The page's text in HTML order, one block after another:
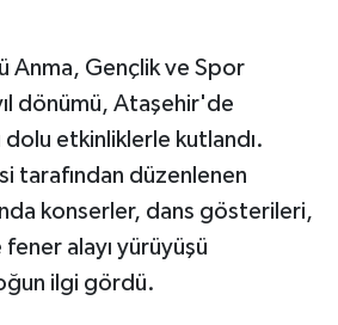
Anma, Gençlik ve Spor
dönümü, Ataşehir'de
etkinliklerle kutlandı.
tarafından düzenlenen
konserler, dans gösterileri,
alayı yürüyüşü
ilgi gördü.